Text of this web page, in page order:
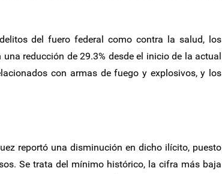
del fuero federal como contra la salud, los
reducción de 29.3% desde el inicio de la actual
con armas de fuego y explosivos, y los
reportó una disminución en dicho ilícito, puesto
Se trata del mínimo histórico, la cifra más baja